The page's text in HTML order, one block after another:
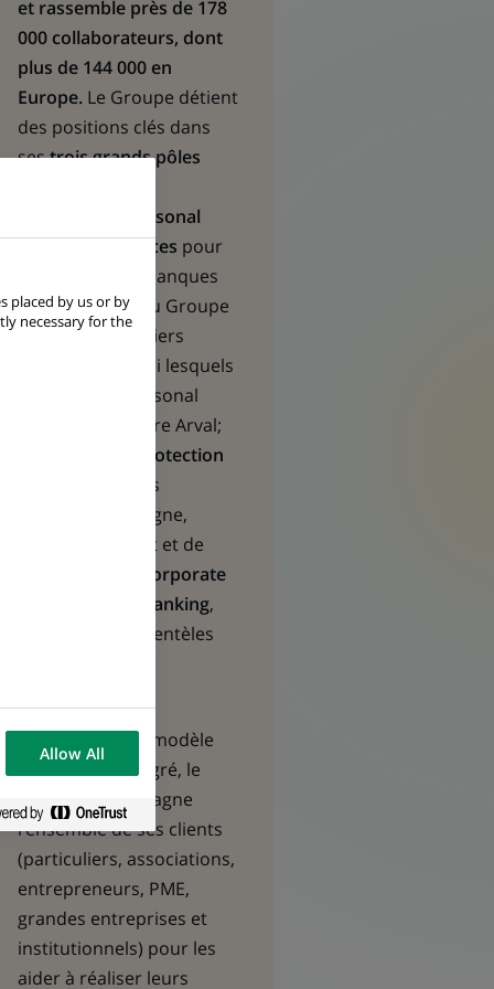
et rassemble près de 178
000 collaborateurs, dont
plus de 144 000 en
Europe.Le Groupe détient
des positions clés dans
sestrois grands pôles
Commercial, Personal
Banking & Services pour
l’ensemble des banques
commerciales du Groupe
et plusieurs métiers
spécialisés parmi lesquels
BNP Paribas Personal
Finance ou encore Arval;
Investment & Protection
pour les
solutions d’épargne,
d’investissement et de
Corporate
& Institutional Banking,
centré sur les clientèles
Fort d’un solide modèle
diversifié et intégré, le
Groupe accompagne
l’ensemble de ses clients
(particuliers, associations,
entrepreneurs, PME,
grandes entreprises et
institutionnels) pour les
aider à réaliser leurs
placed by us or by
necessary for the
Allow All